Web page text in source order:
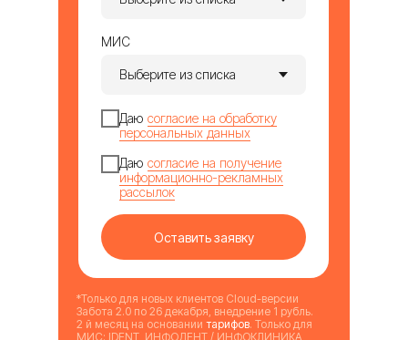
МИС
Даю согласие на обработку
персональных данных
Даю согласие на получение
информационно-рекламных
рассылок
Оставить заявку
*Только для новых клиентов Cloud-версии
Забота 2.0 по 26 декабря, внедрение 1 рубль.
2 й месяц на основании тарифов. Только для
МИС: IDENT, ИНФОДЕНТ / ИНФОКЛИНИКА,